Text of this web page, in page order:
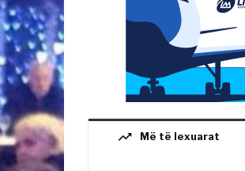
trending_up Më të lexuarat